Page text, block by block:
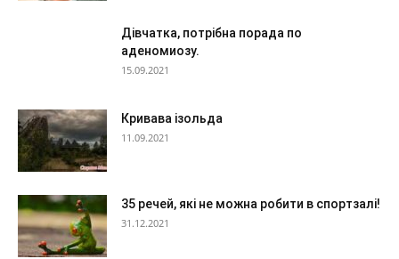
Дівчатка, потрібна порада по
аденомиозу.
15.09.2021
Кривава ізольда
11.09.2021
35 речей, які не можна робити в спортзалі!
31.12.2021